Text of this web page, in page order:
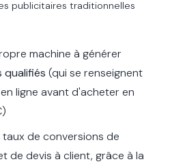
publicitaires traditionnelles
machine à générer
(qui se renseignent
ligne avant d'acheter en
de conversions de
de devis à client, grâce à la